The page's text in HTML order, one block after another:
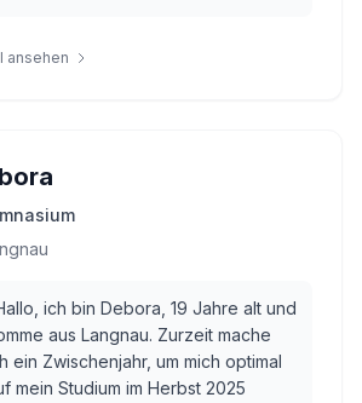
ansehen
ich bin Debora, 19 Jahre alt und
aus Langnau. Zurzeit mache
ein Zwischenjahr, um mich optimal
mein Studium im Herbst 2025